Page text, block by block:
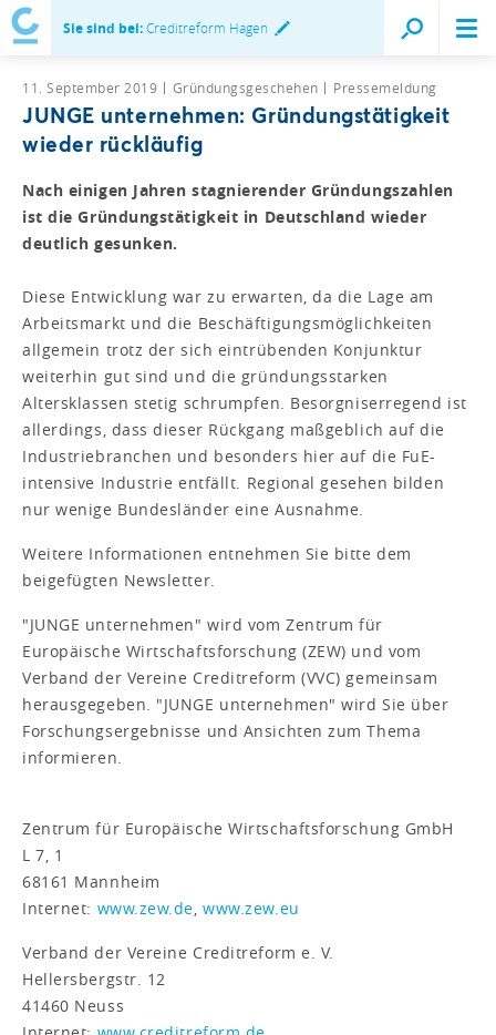
Sie sind bei:Creditreform Hagen
11. September 2019 Gründungsgeschehen Pressemeldung
JUNGE unternehmen: Gründungstätigkeit
wieder rückläufig
Nach einigen Jahren stagnierender Gründungszahlen
ist die Gründungstätigkeit in Deutschland wieder
deutlich gesunken.
Diese Entwicklung war zu erwarten, da die Lage am
Arbeitsmarkt und die Beschäftigungsmöglichkeiten
allgemein trotz der sich eintrübenden Konjunktur
weiterhin gut sind und die gründungs­starken
Altersklassen stetig schrumpfen. Besorgniserregend ist
allerdings, dass dieser Rückgang maßgeblich auf die
Indust­riebranchen und besonders hier auf die FuE-
intensive Industrie entfällt. Regional gesehen bilden
nur wenige Bundesländer eine Ausnahme.
Weitere Informationen entnehmen Sie bitte dem
beigefügten Newsletter.
"JUNGE unternehmen" wird vom Zentrum für
Europäische Wirtschaftsforschung (ZEW) und vom
Verband der Vereine Creditreform (VVC) gemeinsam
herausgegeben. "JUNGE unternehmen" wird Sie über
Forschungsergebnisse und Ansichten zum Thema
informieren.
Zentrum für Europäische Wirtschaftsforschung GmbH
L 7, 1
68161 Mannheim
Internet: www.zew.de,www.zew.eu
Verband der Vereine Creditreform e. V.
Hellersbergstr. 12
41460 Neuss